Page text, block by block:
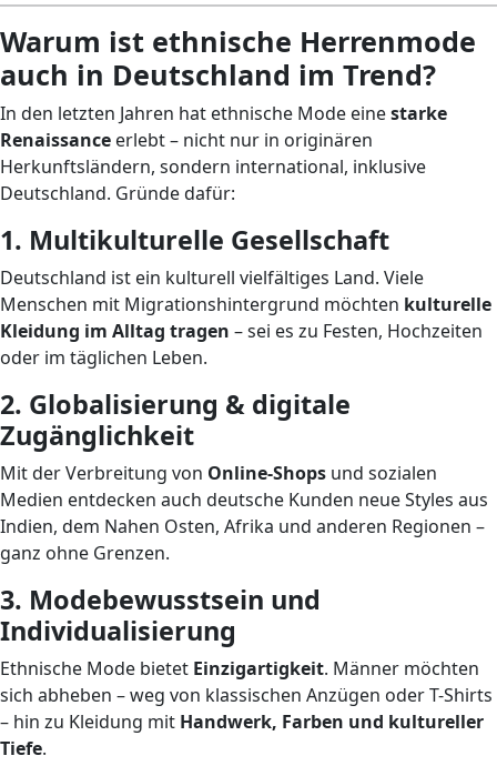
Warum ist ethnische Herrenmode
auch in Deutschland im Trend?
In den letzten Jahren hat ethnische Mode einestarke
Renaissance erlebt – nicht nur in originären
Herkunftsländern, sondern international, inklusive
Deutschland. Gründe dafür:
1. Multikulturelle Gesellschaft
Deutschland ist ein kulturell vielfältiges Land. Viele
Menschen mit Migrationshintergrund möchten kulturelle
Kleidung im Alltag tragen – sei es zu Festen, Hochzeiten
oder im täglichen Leben.
2. Globalisierung & digitale
Zugänglichkeit
Mit der Verbreitung von Online-Shops und sozialen
Medien entdecken auch deutsche Kunden neue Styles aus
Indien, dem Nahen Osten, Afrika und anderen Regionen –
ganz ohne Grenzen.
3. Modebewusstsein und
Individualisierung
Ethnische Mode bietet Einzigartigkeit. Männer möchten
sich abheben – weg von klassischen Anzügen oder T-Shirts
– hin zu Kleidung mit Handwerk, Farben und kultureller
Tiefe.